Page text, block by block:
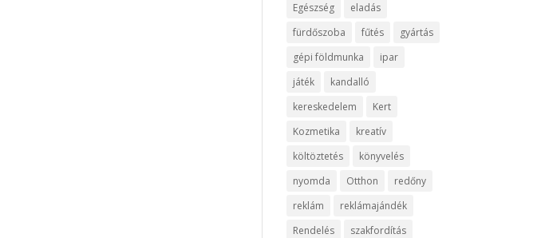
Egészség
eladás
fürdőszoba
fűtés
gyártás
gépi földmunka
ipar
játék
kandalló
kereskedelem
Kert
Kozmetika
kreatív
költöztetés
könyvelés
nyomda
Otthon
redőny
reklám
reklámajándék
Rendelés
szakfordítás